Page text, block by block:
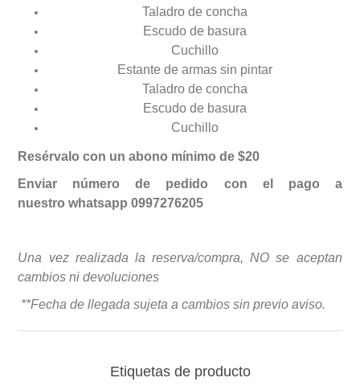
Taladro de concha
Escudo de basura
Cuchillo
Estante de armas sin pintar
Taladro de concha
Escudo de basura
Cuchillo
Resérvalo con un abono mínimo de $20
Enviar número de pedido con el pago a
nuestro whatsapp 0997276205
Una vez realizada la reserva/compra, NO se aceptan
cambios ni devoluciones
**Fecha de llegada sujeta a cambios sin previo aviso.
Etiquetas de producto